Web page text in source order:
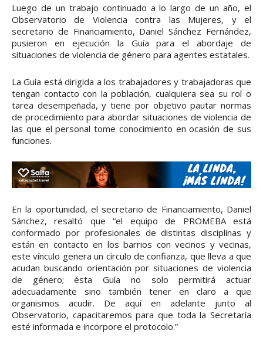
Luego de un trabajo continuado a lo largo de un año, el
Observatorio de Violencia contra las Mujeres, y el
secretario de Financiamiento, Daniel Sánchez Fernández,
pusieron en ejecución la Guía para el abordaje de
situaciones de violencia de género para agentes estatales.
La Guía está dirigida a los trabajadores y trabajadoras que
tengan contacto con la población, cualquiera sea su rol o
tarea desempeñada, y tiene por objetivo pautar normas
de procedimiento para abordar situaciones de violencia de
las que el personal tome conocimiento en ocasión de sus
funciones.
En la oportunidad, el secretario de Financiamiento, Daniel
Sánchez, resaltó que “el equipo de PROMEBA está
conformado por profesionales de distintas disciplinas y
están en contacto en los barrios con vecinos y vecinas,
este vínculo genera un círculo de confianza, que lleva a que
acudan buscando orientación por situaciones de violencia
de género; ésta Guía no solo permitirá actuar
adecuadamente sino también tener en claro a que
organismos acudir. De aquí en adelante junto al
Observatorio, capacitaremos para que toda la Secretaría
esté informada e incorpore el protocolo.”